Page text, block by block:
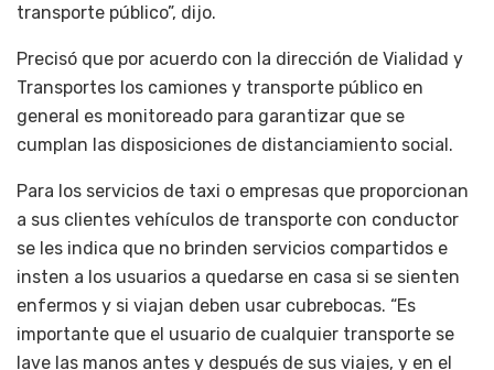
transporte público”, dijo.
Precisó que por acuerdo con la dirección de Vialidad y
Transportes los camiones y transporte público en
general es monitoreado para garantizar que se
cumplan las disposiciones de distanciamiento social.
Para los servicios de taxi o empresas que proporcionan
a sus clientes vehículos de transporte con conductor
se les indica que no brinden servicios compartidos e
insten a los usuarios a quedarse en casa si se sienten
enfermos y si viajan deben usar cubrebocas. “Es
importante que el usuario de cualquier transporte se
lave las manos antes y después de sus viajes, y en el